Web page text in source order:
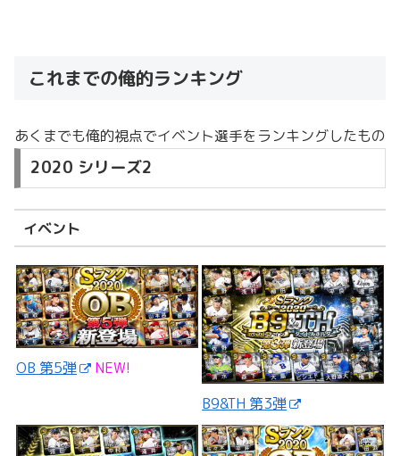
これまでの俺的ランキング
あくまでも俺的視点でイベント選手をランキングしたもの
2020 シリーズ2
イベント
OB 第5弾
NEW!
B9&TH 第3弾